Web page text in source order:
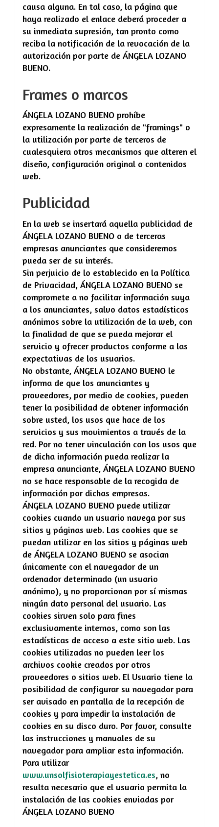
causa alguna. En tal caso, la página que
haya realizado el enlace deberá proceder a
su inmediata supresión, tan pronto como
reciba la notificación de la revocación de la
autorización por parte de ÁNGELA LOZANO
BUENO.
Frames o marcos
ÁNGELA LOZANO BUENO prohíbe
expresamente la realización de "framings" o
la utilización por parte de terceros de
cualesquiera otros mecanismos que alteren el
diseño, configuración original o contenidos
web.
Publicidad
En la web se insertará aquella publicidad de
ÁNGELA LOZANO BUENO o de terceras
empresas anunciantes que consideremos
pueda ser de su interés.
Sin perjuicio de lo establecido en la Política
de Privacidad, ÁNGELA LOZANO BUENO se
compromete a no facilitar información suya
a los anunciantes, salvo datos estadísticos
anónimos sobre la utilización de la web, con
la finalidad de que se pueda mejorar el
servicio y ofrecer productos conforme a las
expectativas de los usuarios.
No obstante, ÁNGELA LOZANO BUENO le
informa de que los anunciantes y
proveedores, por medio de cookies, pueden
tener la posibilidad de obtener información
sobre usted, los usos que hace de los
servicios y sus movimientos a través de la
red. Por no tener vinculación con los usos que
de dicha información pueda realizar la
empresa anunciante, ÁNGELA LOZANO BUENO
no se hace responsable de la recogida de
información por dichas empresas.
ÁNGELA LOZANO BUENO puede utilizar
cookies cuando un usuario navega por sus
sitios y páginas web. Las cookies que se
puedan utilizar en los sitios y páginas web
de ÁNGELA LOZANO BUENO se asocian
únicamente con el navegador de un
ordenador determinado (un usuario
anónimo), y no proporcionan por sí mismas
ningún dato personal del usuario. Las
cookies sirven solo para fines
exclusivamente internos, como son las
estadísticas de acceso a este sitio web. Las
cookies utilizadas no pueden leer los
archivos cookie creados por otros
proveedores o sitios web. El Usuario tiene la
posibilidad de configurar su navegador para
ser avisado en pantalla de la recepción de
cookies y para impedir la instalación de
cookies en su disco duro. Por favor, consulte
las instrucciones y manuales de su
navegador para ampliar esta información.
Para utilizar
www.unsolfisioterapiayestetica.es, no
resulta necesario que el usuario permita la
instalación de las cookies enviadas por
ÁNGELA LOZANO BUENO